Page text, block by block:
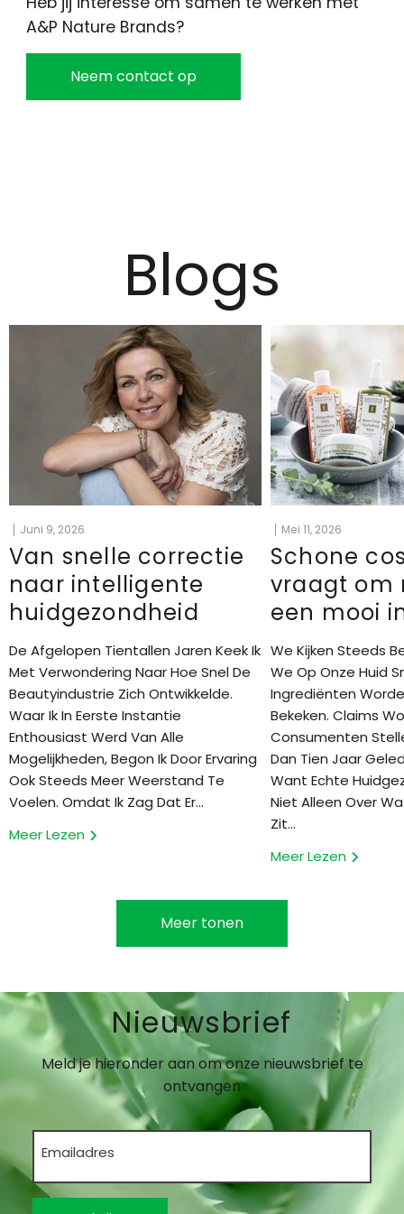
A&P Nature Brands?
Neem contact op
Blogs
Juni 9, 2026
Van snelle correctie
naar intelligente
huidgezondheid
De Afgelopen Tientallen Jaren Keek Ik
Met Verwondering Naar Hoe Snel De
Beautyindustrie Zich Ontwikkelde.
Waar Ik In Eerste Instantie
Enthousiast Werd Van Alle
Mogelijkheden, Begon Ik Door Ervaring
Ook Steeds Meer Weerstand Te
Voelen. Omdat Ik Zag Dat Er...
Meer Lezen
Mei 11, 2026
Schone
vraagt om
een mooi
We Kijken Steeds
We Op Onze Huid
Ingrediënten
Bekeken. Claims
Consumenten
Dan Tien Jaar
Want Echte
Niet Alleen Over
Zit...
Meer Lezen
Meer tonen
Nieuwsbrief
Meld je hieronder aan om onze nieuwsbrief te
ontvangen
Emailadres